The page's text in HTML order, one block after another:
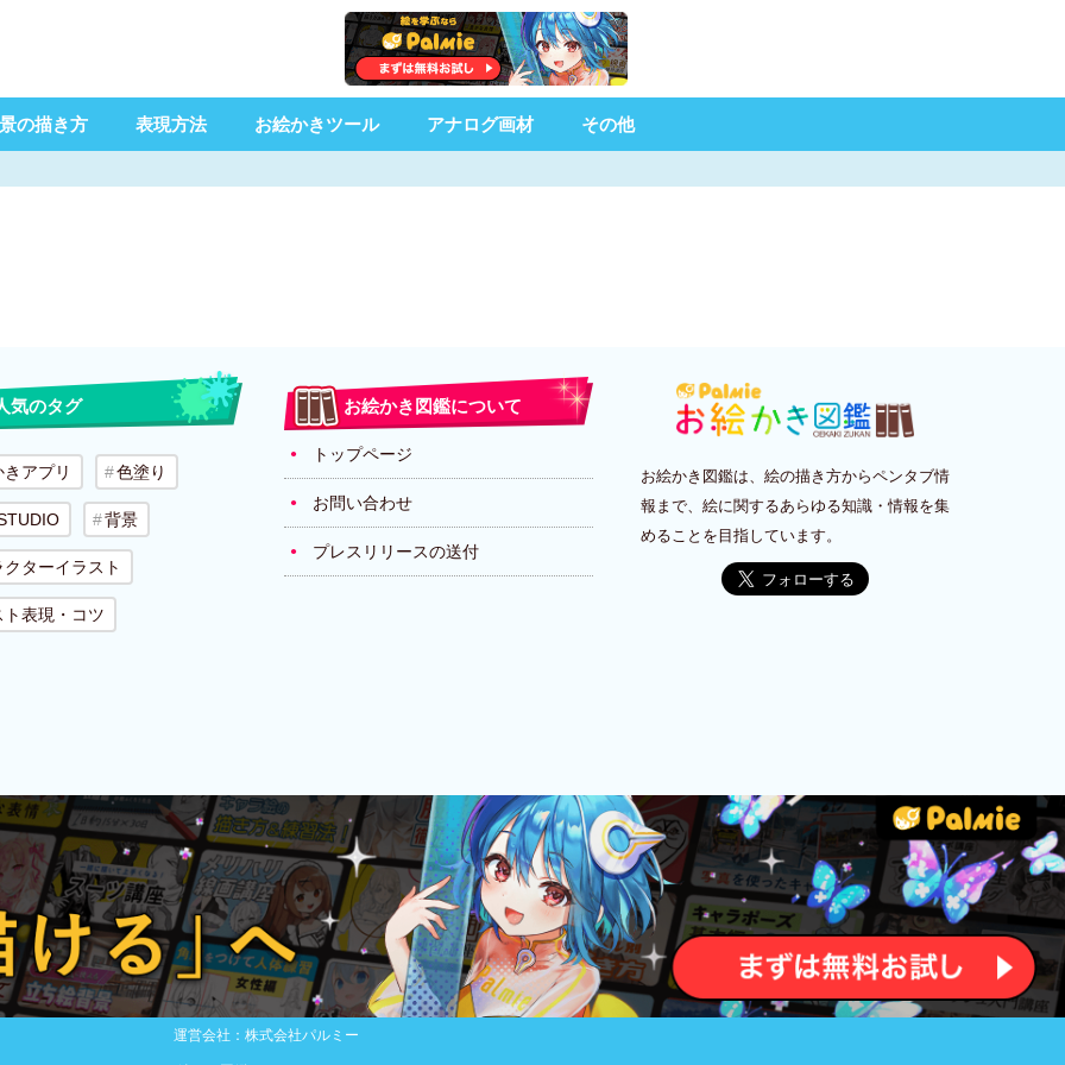
の描き方 表現方法 お絵かきツール アナログ画材 その他
気のタグ
アプリ 色塗り
背景
ターイラスト
ト表現・コツ
お絵かき図鑑について
トップページ
お問い合わせ
プレスリリースの送付
お絵かき図鑑は、絵の描き方からペンタブ情
報まで、絵に関するあらゆる知識・情報を集
めることを目指しています。
運営会社：株式会社パルミー